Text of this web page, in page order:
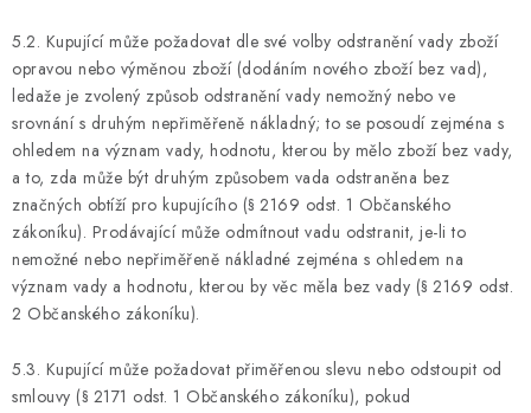
5.2. Kupující může požadovat dle své volby odstranění vady zboží
opravou nebo výměnou zboží (dodáním nového zboží bez vad),
ledaže je zvolený způsob odstranění vady nemožný nebo ve
srovnání s druhým nepřiměřeně nákladný; to se posoudí zejména s
ohledem na význam vady, hodnotu, kterou by mělo zboží bez vady,
a to, zda může být druhým způsobem vada odstraněna bez
značných obtíží pro kupujícího (§ 2169 odst. 1 Občanského
zákoníku). Prodávající může odmítnout vadu odstranit, je-li to
nemožné nebo nepřiměřeně nákladné zejména s ohledem na
význam vady a hodnotu, kterou by věc měla bez vady (§ 2169 odst.
2 Občanského zákoníku).
5.3. Kupující může požadovat přiměřenou slevu nebo odstoupit od
smlouvy (§ 2171 odst. 1 Občanského zákoníku), pokud